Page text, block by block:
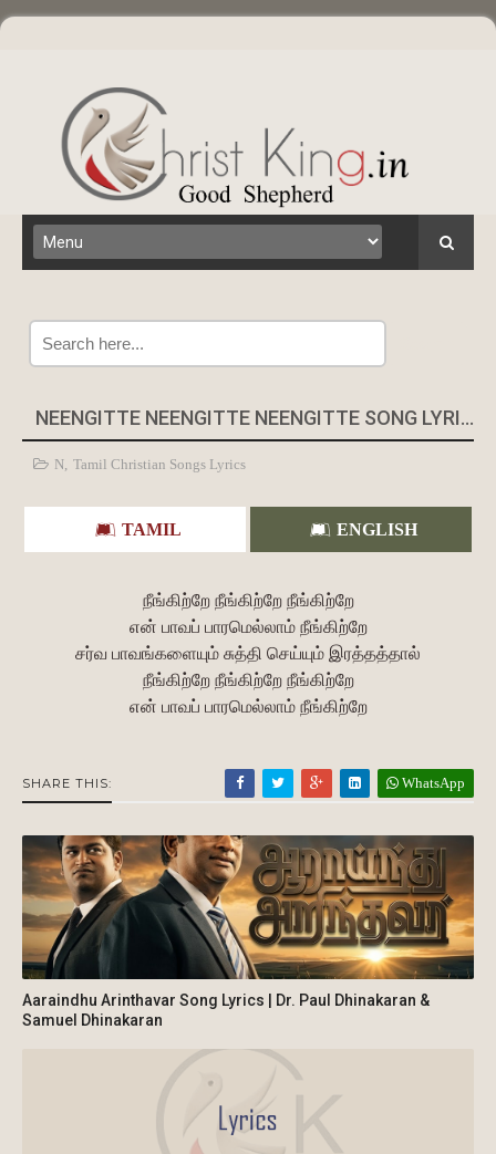
NEENGITTE NEENGITTE NEENGITTE SONG LYRICS
N, Tamil Christian Songs Lyrics
TAMIL ENGLISH
நீங்கிற்றே நீங்கிற்றே நீங்கிற்றே
என் பாவப் பாரமெல்லாம் நீங்கிற்றே
சர்வ பாவங்களையும் சுத்தி செய்யும் இரத்தத்தால்
நீங்கிற்றே நீங்கிற்றே நீங்கிற்றே
என் பாவப் பாரமெல்லாம் நீங்கிற்றே
SHARE THIS: WhatsApp
Aaraindhu Arinthavar Song Lyrics | Dr. Paul Dhinakaran &
Samuel Dhinakaran